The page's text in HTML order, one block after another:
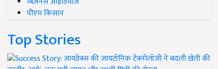
पीएम किसान
Top Stories